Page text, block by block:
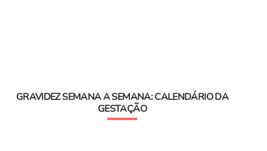
GRAVIDEZ SEMANA A SEMANA: CALENDÁRIO DA
GESTAÇÃO